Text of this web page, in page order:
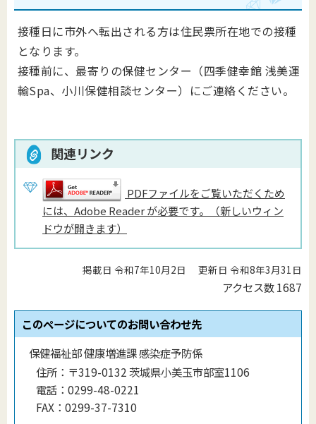
接種日に市外へ転出される方は住民票所在地での接種
となります。
接種前に、最寄りの保健センター（四季健幸館 浅美運
輸Spa、小川保健相談センター）にご連絡ください。
関連リンク
PDFファイルをご覧いただくため
には、Adobe Reader が必要です。（新しいウィン
ドウが開きます）
掲載日 令和7年10月2日 更新日 令和8年3月31日
アクセス数1687
このページについてのお問い合わせ先
保健福祉部 健康増進課 感染症予防係
住所： 〒319-0132 茨城県小美玉市部室1106
電話： 0299-48-0221
FAX： 0299-37-7310